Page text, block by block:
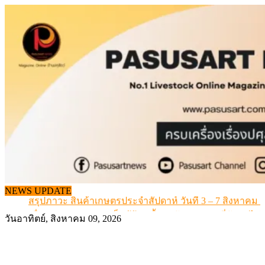
content
NEWS UPDATE
เดินหน้าดัน “ราคากลางโคเนื้อ” แก้ปัญหาราคาโคเนื้อตก
สรุปภาวะ สินค้าเกษตรประจำสัปดาห์ วันที่ 3 – 7 สิงหาคม
เมื่อเกษตรกรถูกมองเป็นผู้ร้ายเบื้องหลังราคาหมูที่สังคมไม่
วันอาทิตย์, สิงหาคม 09, 2026